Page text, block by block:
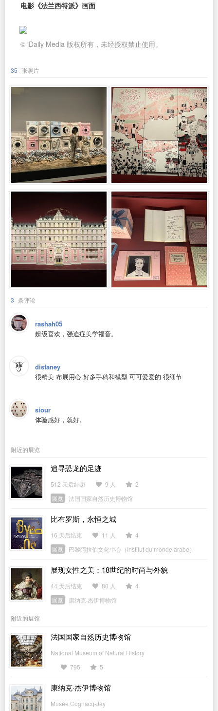
电影《法兰西特派》画面
© iDaily Media 版权所有，未经授权禁止使用。
35 张照片
3 条评论
rashah05
超级喜欢，强迫症美学福音。
disfaney
很精美 布展用心 好多手稿和模型 可可爱爱的 很细节
siour
体验感好，就好。
附近的展览
追寻恐龙的足迹
512 天后结束 9 人
2
展览
法国国家自然历史博物馆
比布罗斯，永恒之城
16 天后结束 11 人
4
展览
巴黎阿拉伯文化中心（Institut du monde arabe）
展现女性之美：18世纪的时尚与外貌
44 天后结束 80 人
4
展览
康纳克·杰伊博物馆
附近的展馆
法国国家自然历史博物馆
National Museum of Natural History
795
5
康纳克·杰伊博物馆
Musée Cognacq-Jay